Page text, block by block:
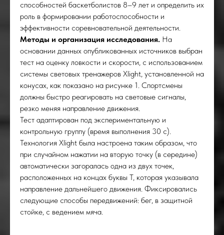
способностей баскетболистов 8–9 лет и определить их
роль в формировании работоспособности и
эффективности соревновательной деятельности.
Методы и организация исследования. На
основании данных опубликованных источников выбран
тест на оценку ловкости и скорости, с использованием
системы световых тренажеров Xlight, установленной на
конусах, как показано на рисунке 1. Спортсмены
должны быстро реагировать на световые сигналы,
резко меняя направление движения.
Тест адаптирован под экспериментальную и
контрольную группу (время выполнения 30 с).
Технология Xlight была настроена таким образом, что
при случайном нажатии на вторую точку (в середине)
автоматически загоралась одна из двух точек,
расположенных на концах буквы T, которая указывала
направление дальнейшего движения. Фиксировались
следующие способы передвижений: бег, в защитной
стойке, с ведением мяча.